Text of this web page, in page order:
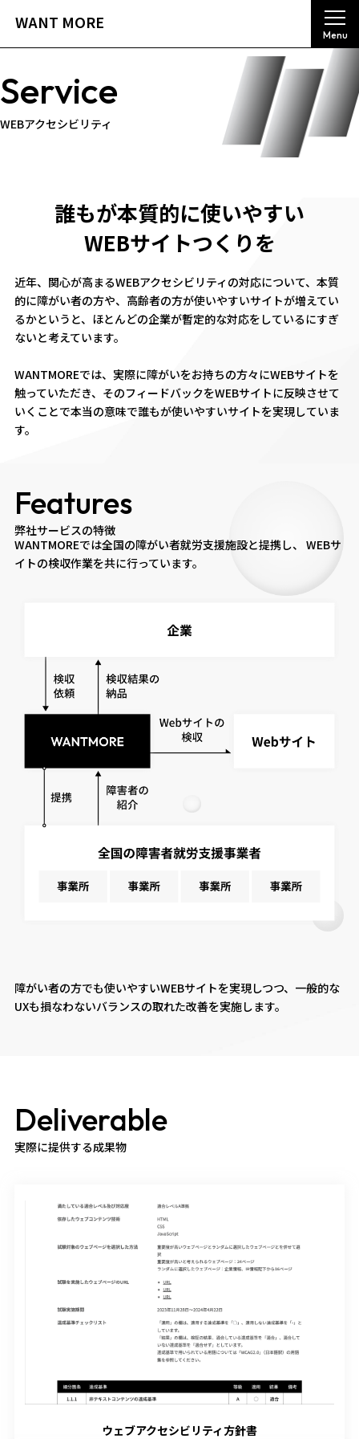
WANT MORE
Service
WEBアクセシビリティ
誰もが本質的に使いやすい
WEBサイトつくりを
近年、関心が高まるWEBアクセシビリティの対応について、本質
的に障がい者の方や、高齢者の方が使いやすいサイトが増えてい
るかというと、ほとんどの企業が暫定的な対応をしているにすぎ
ないと考えています。
WANTMOREでは、実際に障がいをお持ちの方々にWEBサイトを
触っていただき、そのフィードバックをWEBサイトに反映させて
いくことで本当の意味で誰もが使いやすいサイトを実現していま
す。
Features
弊社サービスの特徴
WANTMOREでは全国の障がい者就労支援施設と提携し、 WEBサ
イトの検収作業を共に行っています。
障がい者の方でも使いやすいWEBサイトを実現しつつ、一般的な
UXも損なわないバランスの取れた改善を実施します。
Deliverable
実際に提供する成果物
ウェブアクセシビリティ方針書